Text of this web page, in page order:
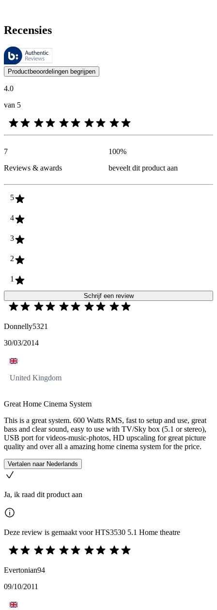
Recensies
Deze beoordelingen worden beheerd door Bazaarvoice en voldoen
De mening van onze klanten is nuttig voor iedereen, of het nu een
Productbeoordelingen begrijpen
4.0
van 5
7
Reviews & awards
100%
beveelt dit product aan
5
4
3
2
1
Schrijf een review
Donnelly5321
30/03/2014
United Kingdom
Great Home Cinema System
This is a great system. 600 Watts RMS, fast to setup and use, great
bass and clear sound, easy to use with TV/Sky box (5.1 or stereo),
USB port for videos-music-photos, HD upscaling for great picture
quality and over all a amazing home cinema system for the price.
Vertalen naar Nederlands
Ja, ik raad dit product aan
Deze review is gemaakt voor HTS3530 5.1 Home theatre
Evertonian94
09/10/2011